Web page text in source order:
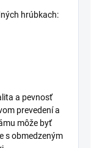
hrúbkach:
a pevnosť
prevedení a
môže byť
s obmedzeným